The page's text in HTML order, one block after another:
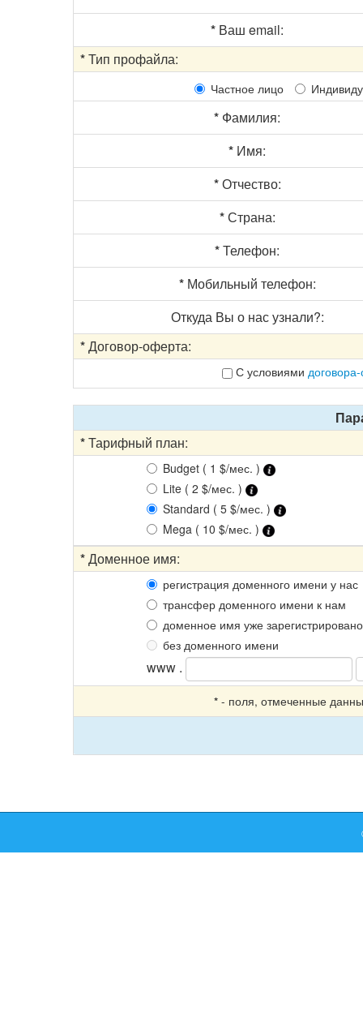
* Ваш email:
*Тип профайла:
Частное лицо
* Фамилия:
* Имя:
*Отчество:
*Страна:
*Телефон:
*Мобильный телефон:
Откуда Вы о нас узнали?:
*Договор-оферта:
С условиями
*Тарифный план:
Budget ( 1 $/мес. )
Lite ( 2 $/мес. )
Standard ( 5 $/мес. )
Mega ( 10 $/мес. )
*Доменное имя:
регистрация доменного имени у нас
трансфер доменного имени к нам
доменное имя уже зарегистрировано
без доменного имени
www .
*- поля, отмеченные